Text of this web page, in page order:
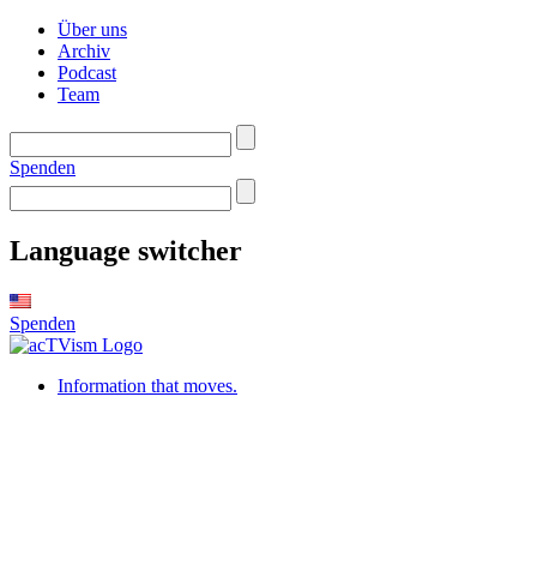
Über uns
Archiv
Podcast
Team
Spenden
Language switcher
Spenden
Information that moves.